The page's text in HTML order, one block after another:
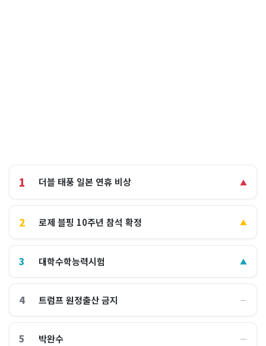
1 더블 태풍 일본 연휴 비상 ▲
2 로제 블핑 10주년 참석 확정 ▲
3 대학수학능력시험 ▲
4 트럼프 원정출산 금지 ―
5 박완수 ―